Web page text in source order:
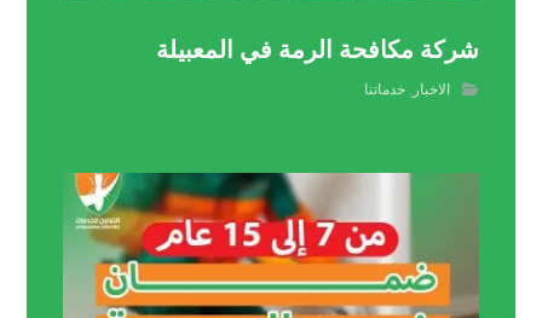
شركة مكافحة الرمة في المعبيلة
الاخبار ,خدماتنا